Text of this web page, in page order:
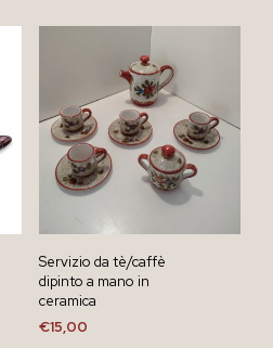
Servizio da tè/caffè
dipinto a mano in
ceramica
€15,00